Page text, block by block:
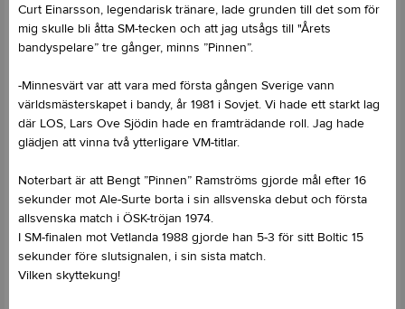
Curt Einarsson, legendarisk tränare, lade grunden till det som för
mig skulle bli åtta SM-tecken och att jag utsågs till "Årets
bandyspelare” tre gånger, minns ”Pinnen”.
-Minnesvärt var att vara med första gången Sverige vann
världsmästerskapet i bandy, år 1981 i Sovjet. Vi hade ett starkt lag
där LOS, Lars Ove Sjödin hade en framträdande roll. Jag hade
glädjen att vinna två ytterligare VM-titlar.
Noterbart är att Bengt ”Pinnen” Ramströms gjorde mål efter 16
sekunder mot Ale-Surte borta i sin allsvenska debut och första
allsvenska match i ÖSK-tröjan 1974.
I SM-finalen mot Vetlanda 1988 gjorde han 5-3 för sitt Boltic 15
sekunder före slutsignalen, i sin sista match.
Vilken skyttekung!